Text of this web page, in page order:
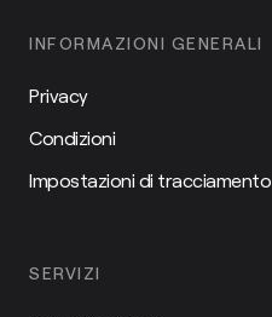
INFORMAZIONI GENERALI
Privacy
Condizioni
Impostazioni di tracciamento
SERVIZI